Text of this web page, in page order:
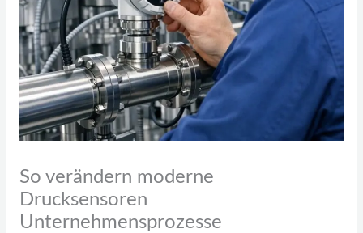
So verändern moderne
Drucksensoren
Unternehmensprozesse